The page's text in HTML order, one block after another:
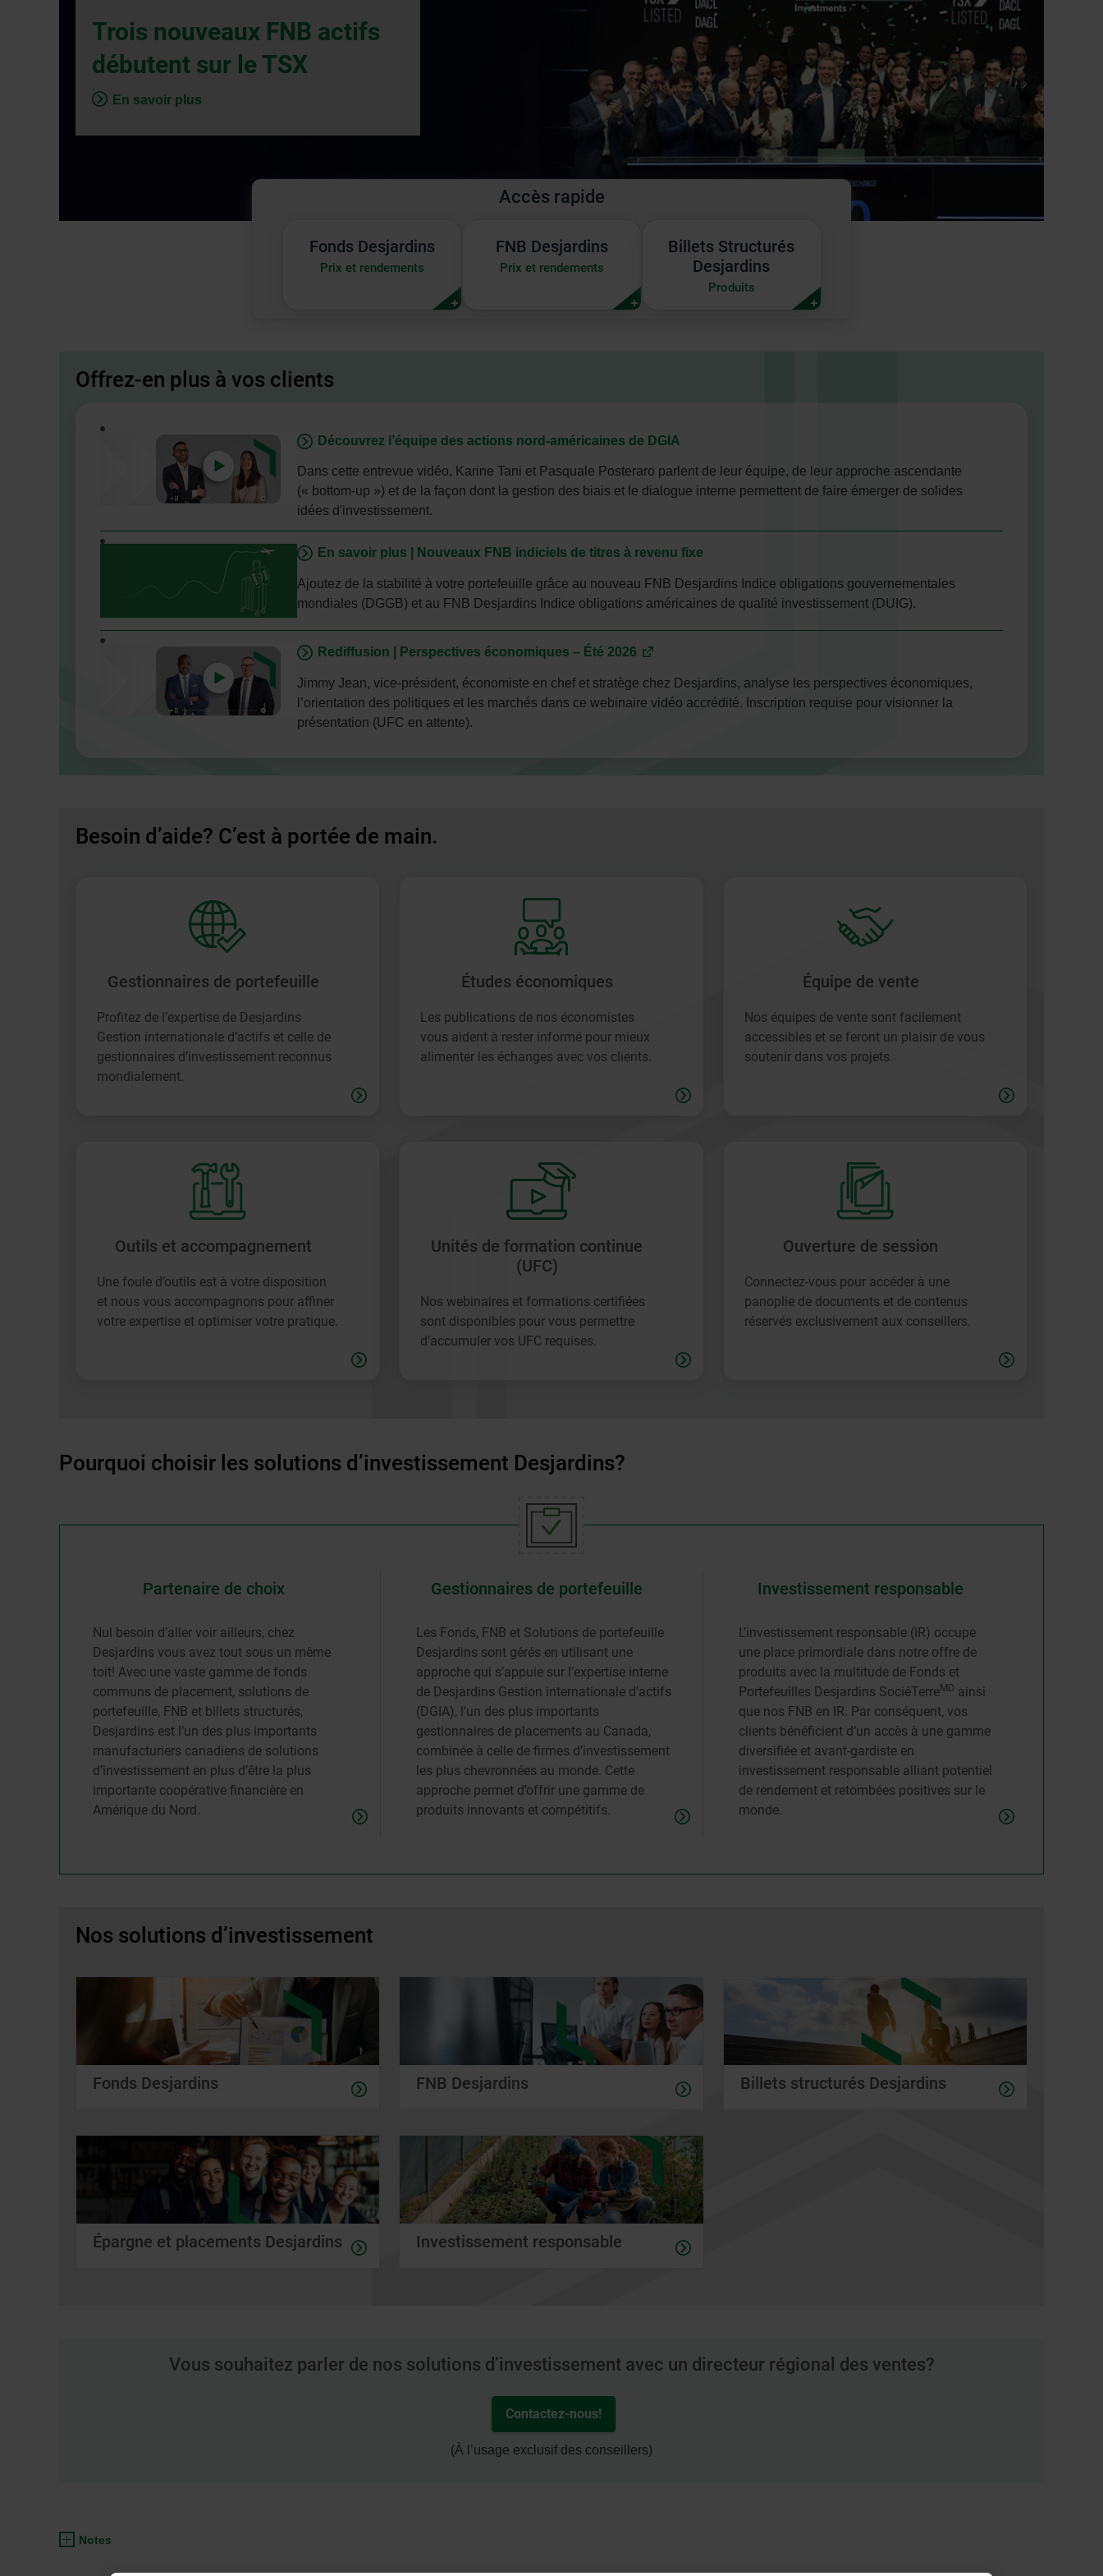
de
la
Trois nouveaux FNB actifs
débutent sur le TSX
En savoir plus
Accès rapide
Fonds
Desjardins
Fonds Desjardins
Prix et rendements
FNB
Desjardins
FNB Desjardins
Prix et rendements
Billets
Structurés
Desjardins
Billets Structurés
Desjardins
Produits
Offrez-en plus à vos clients
- Cet
fenêtre.
Découvrez l’équipe des actions nord-américaines de DGIA
Dans cette entrevue vidéo, Karine Tani et Pasquale Posteraro parlent de leur équipe, de leur approche ascendante
(« bottom-up ») et de la façon dont la gestion des biais et le dialogue interne permettent de faire émerger de solides
idées d'investissement.
En savoir plus | Nouveaux FNB indiciels de titres à revenu fixe
Ajoutez de la stabilité à votre portefeuille grâce au nouveau FNB Desjardins Indice obligations gouvernementales
mondiales (DGGB) et au FNB Desjardins Indice obligations américaines de qualité investissement (DUIG).
- Lien
Rediffusion | Perspectives économiques – Été 2026
Jimmy Jean, vice-président, économiste en chef et stratège chez Desjardins, analyse les perspectives économiques,
l’orientation des politiques et les marchés dans ce webinaire vidéo accrédité. Inscription requise pour visionner la
présentation (UFC en attente).
Besoin d’aide? C’est à portée de main.
Gestionnaires de portefeuille
Profitez de l’expertise de Desjardins
Gestion internationale d’actifs et celle de
gestionnaires d’investissement reconnus
mondialement.
Études économiques
Les publications de nos économistes
vous aident à rester informé pour mieux
alimenter les échanges avec vos clients.
Équipe de vente
Nos équipes de vente sont facilement
accessibles et se feront un plaisir de vous
soutenir dans vos projets.
Outils et accompagnement
Une foule d’outils est à votre disposition
et nous vous accompagnons pour affiner
votre expertise et optimiser votre pratique.
Unités de formation continue
(UFC)
Nos webinaires et formations certifiées
sont disponibles pour vous permettre
d’accumuler vos UFC requises.
Ouverture de session
Connectez-vous pour accéder à une
panoplie de documents et de contenus
réservés exclusivement aux conseillers.
Pourquoi choisir les solutions d’investissement Desjardins?
Partenaire de choix
Nul besoin d’aller voir ailleurs, chez
Desjardins vous avez tout sous un même
toit! Avec une vaste gamme de fonds
communs de placement, solutions de
portefeuille, FNB et billets structurés,
Desjardins est l’un des plus importants
manufacturiers canadiens de solutions
d’investissement en plus d’être la plus
importante coopérative financière en
Amérique du Nord.
Gestionnaires de portefeuille
Les Fonds, FNB et Solutions de portefeuille
Desjardins sont gérés en utilisant une
approche qui s’appuie sur l’expertise interne
de Desjardins Gestion internationale d’actifs
(DGIA), l’un des plus importants
gestionnaires de placements au Canada,
combinée à celle de firmes d’investissement
les plus chevronnées au monde. Cette
approche permet d’offrir une gamme de
produits innovants et compétitifs.
Investissement responsable
L’investissement responsable (IR) occupe
une place primordiale dans notre offre de
produits avec la multitude de Fonds et
Portefeuilles Desjardins SociéTerreMD ainsi
que nos FNB en IR. Par conséquent, vos
clients bénéficient d’un accès à une gamme
diversifiée et avant-gardiste en
investissement responsable alliant potentiel
de rendement et retombées positives sur le
monde.
Nos solutions d’investissement
Fonds Desjardins FNB Desjardins Billets structurés Desjardins
Épargne et placements Desjardins Investissement responsable
Vous souhaitez parler de nos solutions d’investissement avec un directeur régional des ventes?
Contactez-nous!
(À l’usage exclusif des conseillers)
Notes